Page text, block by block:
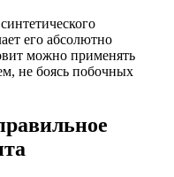
его абсолютно
можно применять
не боясь побочных